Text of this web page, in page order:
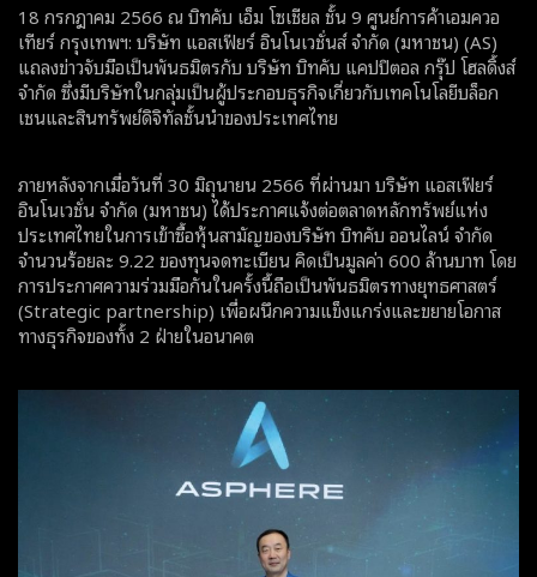
18 กรกฎาคม 2566 ณ บิทคับ เอ็ม โซเชียล ชั้น 9 ศูนย์การค้าเอมควอ
เทียร์ กรุงเทพฯ: บริษัท แอสเฟียร์ อินโนเวชั่นส์ จำกัด (มหาชน) (AS)
แถลงข่าวจับมือเป็นพันธมิตรกับ บริษัท บิทคับ แคปปิตอล กรุ๊ป โฮลดิ้งส์
จำกัด ซึ่งมีบริษัทในกลุ่มเป็นผู้ประกอบธุรกิจเกี่ยวกับเทคโนโลยีบล็อก
เชนและสินทรัพย์ดิจิทัลชั้นนำของประเทศไทย
ภายหลังจากเมื่อวันที่ 30 มิถุนายน 2566 ที่ผ่านมา บริษัท แอสเฟียร์
อินโนเวชั่น จำกัด (มหาชน) ได้ประกาศแจ้งต่อตลาดหลักทรัพย์แห่ง
ประเทศไทยในการเข้าซื้อหุ้นสามัญของบริษัท บิทคับ ออนไลน์ จำกัด
จำนวนร้อยละ 9.22 ของทุนจดทะเบียน คิดเป็นมูลค่า 600 ล้านบาท โดย
การประกาศความร่วมมือกันในครั้งนี้ถือเป็นพันธมิตรทางยุทธศาสตร์
(Strategic partnership) เพื่อผนึกความแข็งแกร่งและขยายโอกาส
ทางธุรกิจของทั้ง 2 ฝ่ายในอนาคต